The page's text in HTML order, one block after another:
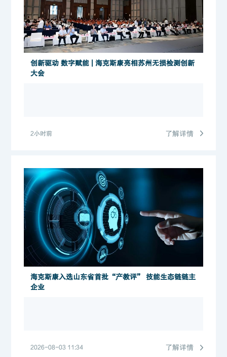
创新驱动 数字赋能 | 海克斯康亮相苏州无损检测创新
大会
2小时前 了解详情
海克斯康入选山东省首批“产教评” 技能生态链链主
企业
2026-08-03 11:34 了解详情